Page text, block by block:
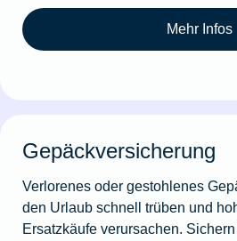
Mehr Infos
Gepäckversicherung
Verlorenes oder gestohlenes
den Urlaub schnell trüben und
Ersatzkäufe verursachen.